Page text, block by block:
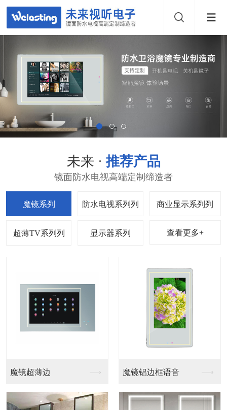
未来 · 推荐产品
镜面防水电视高端定制缔造者
魔镜系列 防水电视系列 商业显示系列
超薄TV系列 显示器系列 查看更多+
魔镜超薄边 魔镜铝边框语音